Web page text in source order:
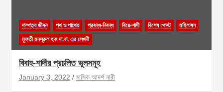
দাম্পত্য জীবন পথ ও পাথেয় প্রবন্ধ-নিবন্ধ বিয়ে-শাদী বিশেষ পোস্ট
মহিলাঙ্গন
মুফতী মনসূরুল হক দা.বা. এর লেখনী
বিবাহ-শাদীর প্রচলিত ভুলসমূহ
January 3, 2022 মাসিক আদর্শ নারী